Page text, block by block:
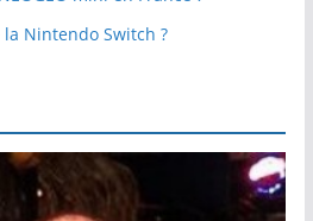
Nintendo Switch ?